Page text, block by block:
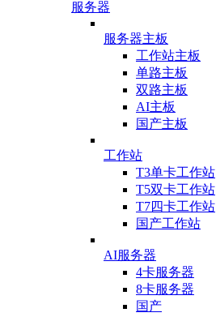
服务器
服务器主板
工作站主板
单路主板
双路主板
AI主板
国产主板
工作站
T3单卡工作站
T5双卡工作站
T7四卡工作站
国产工作站
AI服务器
4卡服务器
8卡服务器
国产